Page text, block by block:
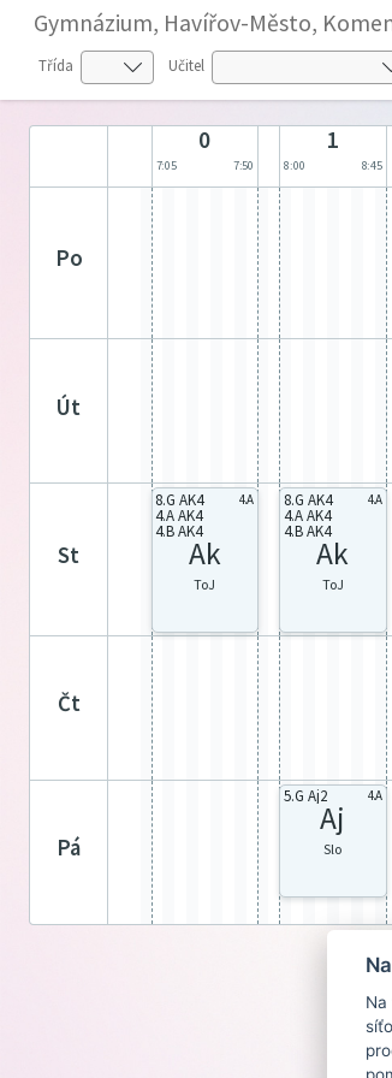
Gymnázium, Havířov-Město,
Třída Učitel
0
7:05 7:50
1
8:00 8:45
po
út
st
8.G AK4
4.A AK4
4.B AK4
4.A
Ak
ToJ
8.G AK4
4.A AK4
4.B AK4
4.A
Ak
ToJ
čt
pá
5.G Aj2 4.A
Aj
Slo